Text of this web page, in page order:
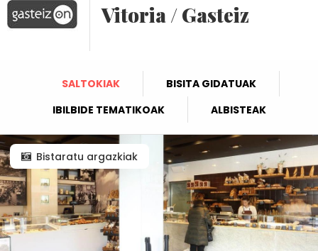
Vitoria / Gasteiz
SALTOKIAK
BISITA GIDATUAK
IBILBIDE TEMATIKOAK
ALBISTEAK
Bistaratu argazkiak